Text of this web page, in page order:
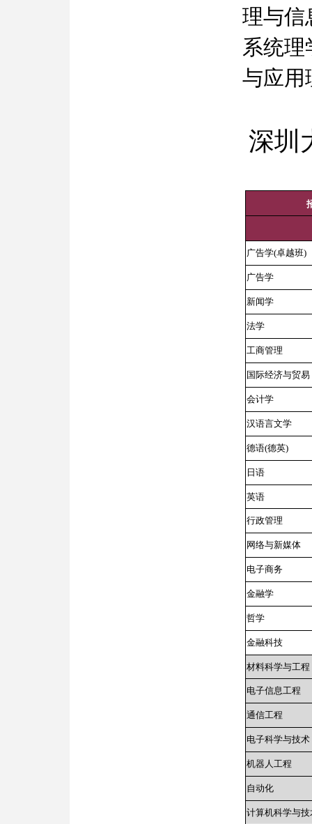
理与信
系统理
与应用
深圳
广告学(卓越班)
广告学
新闻学
法学
工商管理
国际经济与贸易
会计学
汉语言文学
德语(德英)
日语
英语
行政管理
网络与新媒体
电子商务
金融学
哲学
金融科技
材料科学与工程
电子信息工程
通信工程
电子科学与技术
机器人工程
自动化
计算机科学与技